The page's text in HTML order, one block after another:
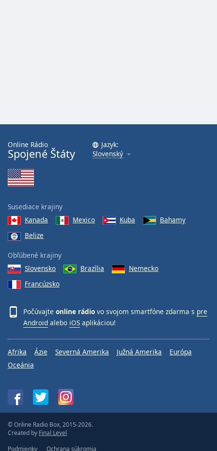
Online Rádio
Spojené Štáty
Jazyk:
Slovenský
Susediace krajiny
Kanada
Mexico Kuba
Bahamy
Belize
Obľúbené krajiny
Slovensko
Brazília
Nemecko
Francúzsko
Počúvajte online rádio vo svojom smartfóne zdarma s pre
Android alebo iOS aplikáciou!
Afrika Ázie Severná Amerika Južná Amerika
Európa
Oceánia
© Online Radio Box, 2015-2026.
Created by Final Level
Podmienky
Ochrana súkromia